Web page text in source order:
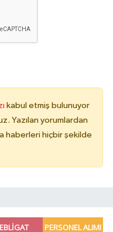
kabul etmiş bulunuyor
Yazılan yorumlardan
haberleri hiçbir şekilde